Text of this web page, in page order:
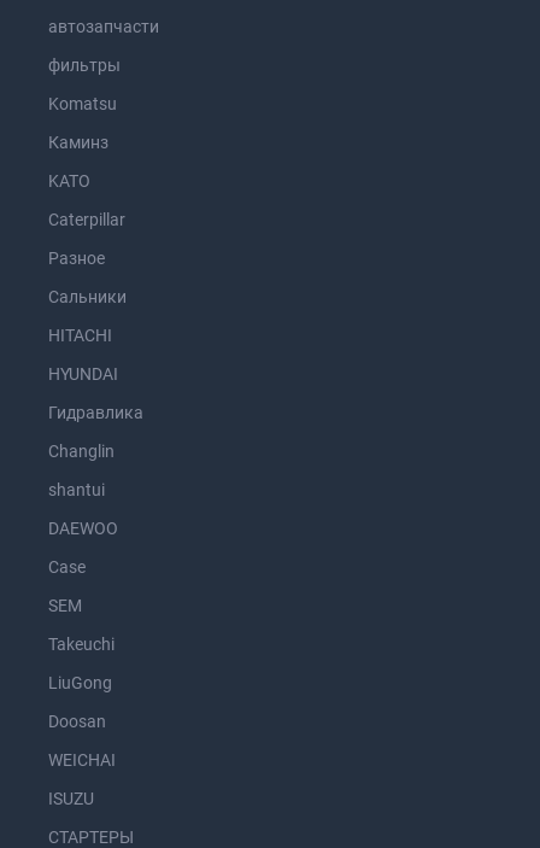
автозапчасти
фильтры
Komatsu
Каминз
KATO
Caterpillar
Разное
Сальники
HITACHI
HYUNDAI
Гидравлика
Changlin
shantui
DAEWOO
Case
SEM
Takeuchi
LiuGong
Doosan
WEICHAI
ISUZU
СТАРТЕРЫ